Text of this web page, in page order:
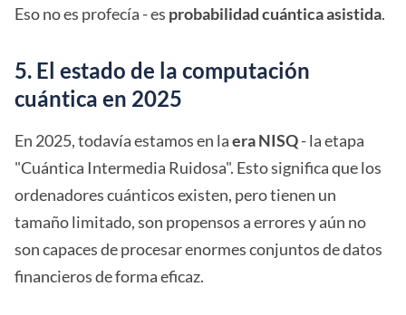
Eso no es profecía - es probabilidad cuántica asistida.
5. El estado de la computación
cuántica en 2025
En 2025, todavía estamos en laera NISQ- la etapa
"Cuántica Intermedia Ruidosa". Esto significa que los
ordenadores cuánticos existen, pero tienen un
tamaño limitado, son propensos a errores y aún no
son capaces de procesar enormes conjuntos de datos
financieros de forma eficaz.